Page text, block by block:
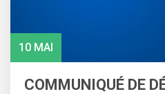
10 MAI
COMMUNIQUÉ DE